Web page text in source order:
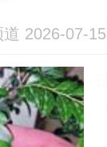
2026-07-15